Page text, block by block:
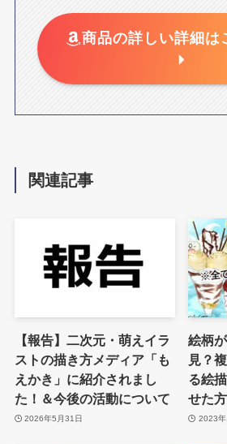
商品の詳しい詳細は
関連記事
【報告】二次元・萌えイラ
ストの描き方メディア「も
えかき」に紹介されまし
た！＆今後の活動について
2026年5月31日
絵柄
見？
る絵
せた
2023年